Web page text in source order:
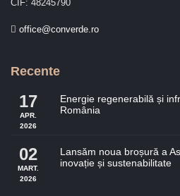
CIF: 48245790
office@converde.ro
Recente
17
APR.
2026
Energie regenerabilă și
România
02
MART.
2026
Lansăm noua broșură a
inovație și sustenabilitate